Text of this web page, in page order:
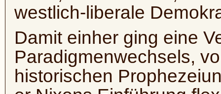
westlich-liberale
Damit einher ging eine
Paradigmenwechsels,
historischen